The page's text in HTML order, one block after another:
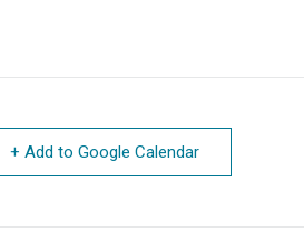
+ Add to Google Calendar